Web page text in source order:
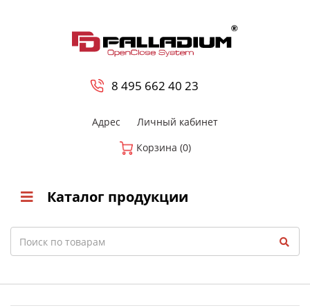
8 495 662 40 23
Адрес
Личный кабинет
Корзина (0)
Каталог продукции
Search